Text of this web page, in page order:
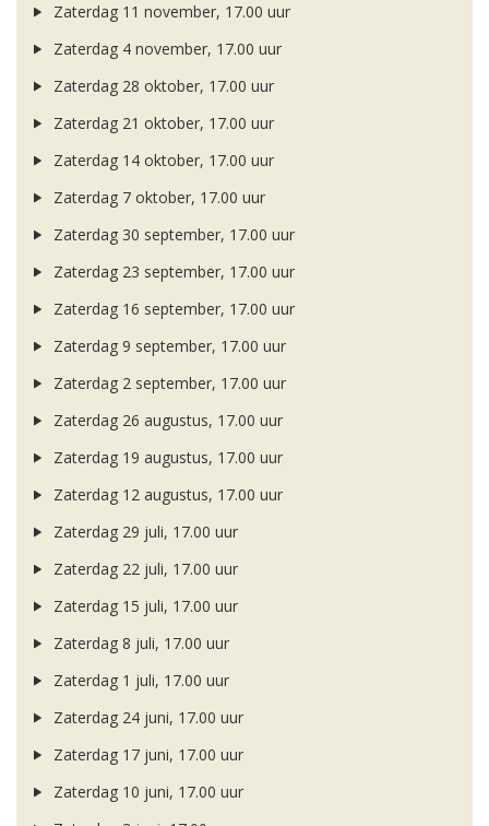
Zaterdag 11 november, 17.00 uur
Zaterdag 4 november, 17.00 uur
Zaterdag 28 oktober, 17.00 uur
Zaterdag 21 oktober, 17.00 uur
Zaterdag 14 oktober, 17.00 uur
Zaterdag 7 oktober, 17.00 uur
Zaterdag 30 september, 17.00 uur
Zaterdag 23 september, 17.00 uur
Zaterdag 16 september, 17.00 uur
Zaterdag 9 september, 17.00 uur
Zaterdag 2 september, 17.00 uur
Zaterdag 26 augustus, 17.00 uur
Zaterdag 19 augustus, 17.00 uur
Zaterdag 12 augustus, 17.00 uur
Zaterdag 29 juli, 17.00 uur
Zaterdag 22 juli, 17.00 uur
Zaterdag 15 juli, 17.00 uur
Zaterdag 8 juli, 17.00 uur
Zaterdag 1 juli, 17.00 uur
Zaterdag 24 juni, 17.00 uur
Zaterdag 17 juni, 17.00 uur
Zaterdag 10 juni, 17.00 uur